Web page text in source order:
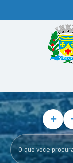
O que voce procura?